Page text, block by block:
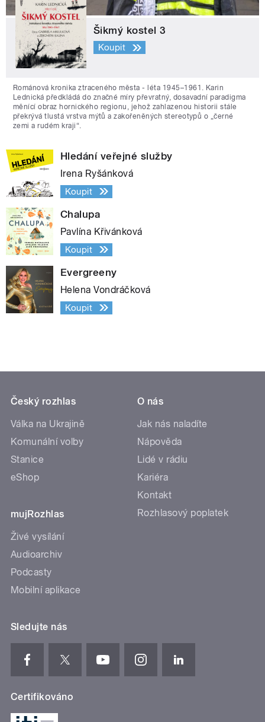
Šikmý kostel 3
Koupit
Románová kronika ztraceného města - léta 1945–1961. Karin
Lednická předkládá do značné míry převratný, dosavadní paradigma
měnící obraz hornického regionu, jehož zahlazenou historii stále
překrývá tlustá vrstva mýtů a zakořeněných stereotypů o „černé
zemi a rudém kraji“.
Hledání veřejné služby
Irena Ryšánková
Koupit
Chalupa
Pavlína Křivánková
Koupit
Evergreeny
Helena Vondráčková
Koupit
Český rozhlas
Válka na Ukrajině
Komunální volby
Stanice
eShop
mujRozhlas
Živé vysílání
Audioarchiv
Podcasty
Mobilní aplikace
O nás
Jak nás naladíte
Nápověda
Lidé v rádiu
Kariéra
Kontakt
Rozhlasový poplatek
Sledujte nás
Certifikováno